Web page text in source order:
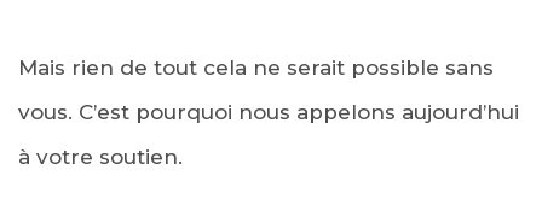
Mais rien de tout cela ne serait possible sans
vous. C’est pourquoi nous appelons aujourd’hui
à votre soutien.